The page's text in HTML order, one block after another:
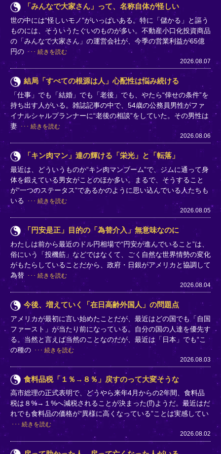
「みんなで大家さん」って、名称自体が怪しい
世の中には“怪しいモノ”がいっぱいある。特に「儲かる」と謳う
ものには、そういうたぐいのものが多い。不動産小口化投資商品
の「みんなで大家さん」の運営会社が、今季の営業利益が65億
円の
続きを読む
2026.08.07
結局「すべての根源は人」心配性は悩み続ける
「仕事」でも「結婚」でも「老後」でも、やたら“倖せの条件”を
持ち出す人がいる。雑誌記事の中で、54歳の公務員男性がファ
イナルシャルプランナーに“老後の相談”をしていた。その男性は
妻
続きを読む
2026.08.06
「キン肉マン」達の輝ける「栄光」と「転落」
最近は、どういうものか“キン肉マンブーム”で、ジムに通って身
体を鍛えている男女がことのほか多い。まるで、そうすること
が“一つのステータス”であるかのように思い込んでいる人たちも
いる
続きを読む
2026.08.05
「円安是正」目的の「為替介入」無意味なのに
わたしは前から最近のドル円相場で“円安が進んでいること”は、
俗にいう「投機筋」などではなくて、ごく自然な世界情勢の変化
がもたらしていることだから、政府・日銀がアメリカと協調して
為替
続きを読む
2026.08.04
今後、増えていく「在日高齢外国人」の問題点
アメリカが最初に言い始めたことだが、最近はどの国でも「自国
ファースト」が当たり前になっている。自分の国の人達を優先す
る。当然と言えば当然のことなのだが、最近は「日本」でも“こ
の種の
続きを読む
2026.08.03
食料品税「１％→８％」戻すのって大変そうな
高市総理の正式表明で、どうやら来年4月からの2年間、食料品
税は８%→１%へ減税されることが決まった(⁉)ようだ。最近はだ
れでも食料品の価格が“異様に高くなっている”ことは実感してい
続きを読む
2026.08.02